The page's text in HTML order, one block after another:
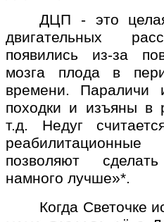
ДЦП - это
двигательных
появились из-за
мозга плода в
времени. Параличи
походки и изъяны в
т.д. Недуг
позволяют
намного лучше»*.
Когда Светочке